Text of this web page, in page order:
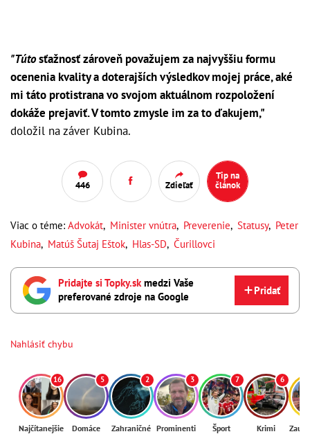
"Tútosťažnosť zároveň považujem za najvyššiu formu
ocenenia kvality a doterajších výsledkov mojej práce, aké
mi táto protistrana vo svojom aktuálnom rozpoložení
dokáže prejaviť. V tomto zmysle im za to ďakujem,"
doložil na záver Kubina.
446 Zdieľať
Tip na
článok
Viac o téme: Advokát, Minister vnútra, Preverenie, Statusy, Peter
Kubina, Matúš Šutaj Eštok, Hlas-SD, Čurillovci
Pridajte si Topky.skmedzi Vaše
preferované zdroje na Google
Pridať
Nahlásiť chybu
16
Najčítanejšie
5
Domáce
2
Zahraničné
3
Prominenti
7
Šport
6
Krimi